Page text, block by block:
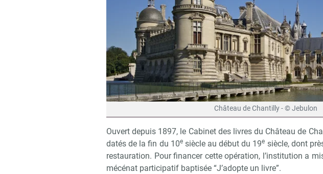
Château de Chantilly - © Jebulon
Ouvert depuis 1897, le Cabinet des livres du Château de
datés de la fin du 10esiècle au début du 19e siècle, dont
restauration. Pour financer cette opération, l’institution a
mécénat participatif baptisée “J’adopte un livre”.